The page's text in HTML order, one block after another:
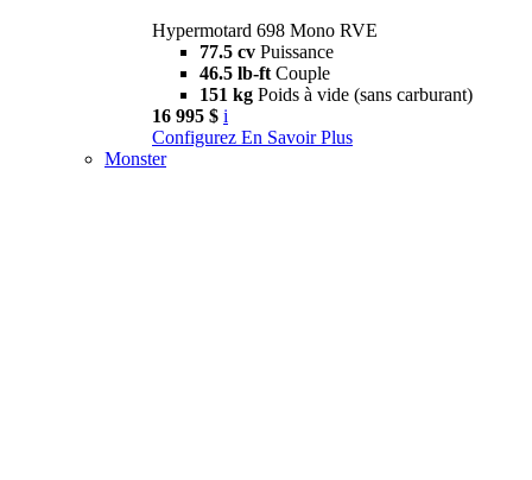
Hypermotard 698 Mono RVE
77.5 cv Puissance
46.5 lb-ft Couple
151 kg Poids à vide (sans carburant)
16 995 $ i
Configurez En Savoir Plus
Monster